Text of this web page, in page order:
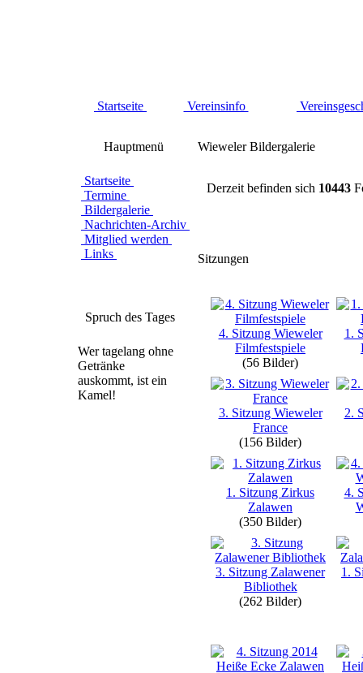
Startseite Vereinsinfo
Hauptmenü
Startseite
Termine
Bildergalerie
Nachrichten-Archiv
Mitglied werden
Links
Spruch des Tages
Wer tagelang ohne
Getränke
auskommt, ist ein
Kamel!
Wieweler Bildergalerie
Derzeit befinden sich 10443
Sitzungen
4. Sitzung Wieweler
Filmfestspiele
(56 Bilder)
1.
3. Sitzung Wieweler
France
(156 Bilder)
2.
1. Sitzung Zirkus
Zalawen
(350 Bilder)
4.
3. Sitzung Zalawener
Bibliothek
(262 Bilder)
1.